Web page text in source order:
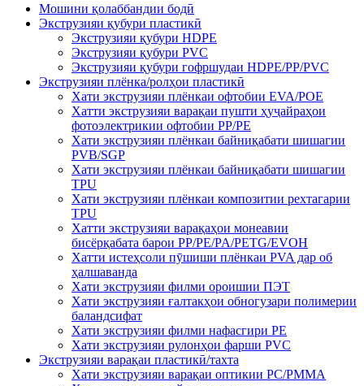
Мошини қолаббандии бодӣ
Экструзияи қубури пластикӣ
Экструзияи қубури HDPE
Экструзияи қубури PVC
Экструзияи қубури гофршудаи HDPE/PP/PVC
Экструзияи плёнка/ролҳои пластикӣ
Хати экструзияи плёнкаи офтобии EVA/POE
Хатти экструзияи варақаи пушти ҳуҷайраҳои
фотоэлектрикии офтобии PP/PE
Хати экструзияи плёнкаи байниқабати шишагии
PVB/SGP
Хати экструзияи плёнкаи байниқабати шишагии
TPU
Хати экструзияи плёнкаи композитии рехтагарии
TPU
Хатти экструзияи варақаҳои монеавии
бисёрқабата барои PP/PE/PA/PETG/EVOH
Хатти истеҳсоли пӯшиши плёнкаи PVA дар об
ҳалшаванда
Хати экструзияи филми ороишии ПЭТ
Хати экструзияи ғалтакҳои обногузари полимерии
баландсифат
Хати экструзияи филми нафасгири PE
Хати экструзияи рулонҳои фарши PVC
Экструзияи варақаи пластикӣ/тахта
Хати экструзияи варақаи оптикии PC/PMMA